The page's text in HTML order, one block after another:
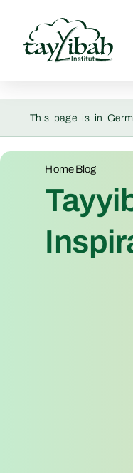
This page is in
HomeBlog